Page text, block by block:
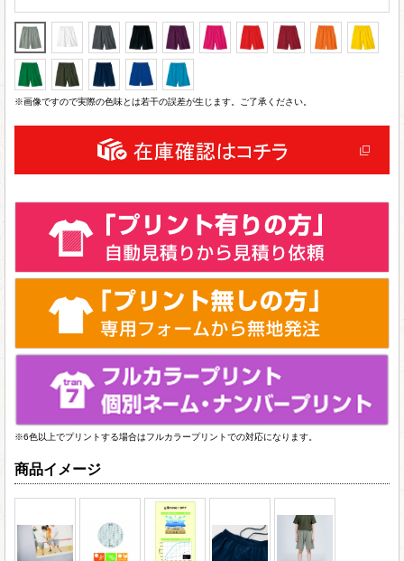
※画像ですので実際の色味とは若干の誤差が生じます。ご了承ください。
※6色以上でプリントする場合はフルカラープリントでの対応になります。
商品イメージ